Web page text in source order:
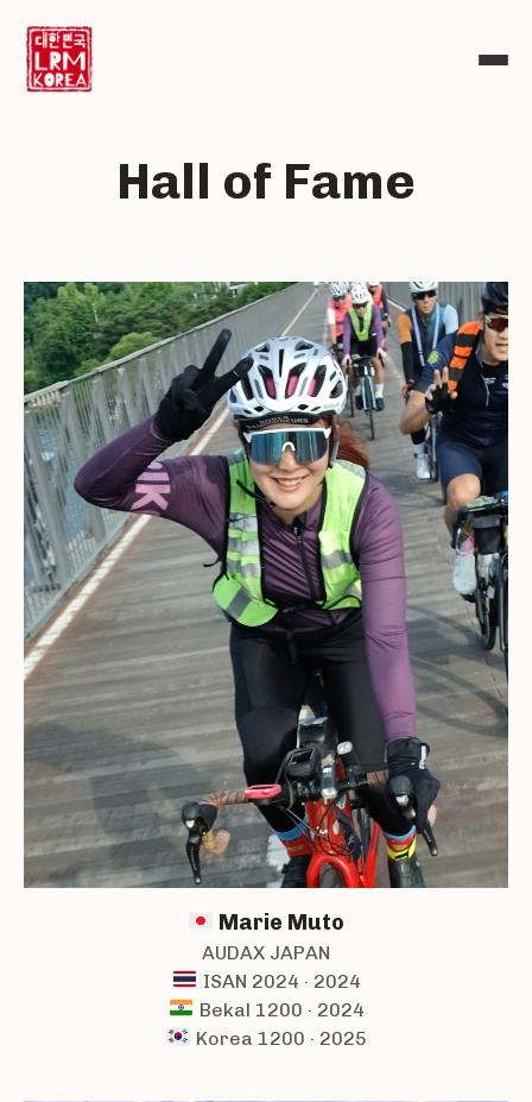
Hall of Fame
Marie Muto
AUDAX JAPAN
ISAN 2024 · 2024
Bekal 1200 · 2024
Korea 1200 · 2025